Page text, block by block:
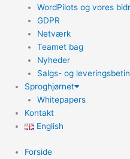
WordPilots og vores
GDPR
Netværk
Teamet bag
Nyheder
Salgs- og
Sproghjørnet
Whitepapers
Kontakt
English
Forside